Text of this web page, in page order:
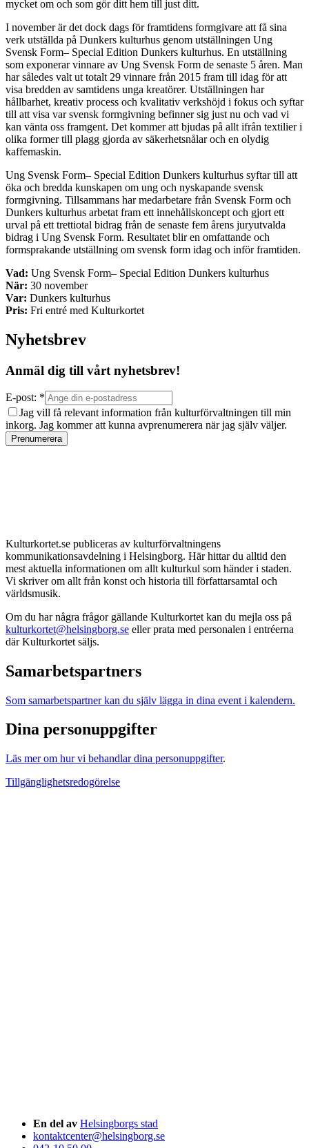
mycket om och som gör ditt hem till just ditt.
I november är det dock dags för framtidens formgivare att få sina
verk utställda på Dunkers kulturhus genom utställningen Ung
Svensk Form– Special Edition Dunkers kulturhus. En utställning
som exponerar vinnare av Ung Svensk Form de senaste 5 åren. Man
har således valt ut totalt 29 vinnare från 2015 fram till idag för att
visa bredden av samtidens unga kreatörer. Utställningen har
hållbarhet, kreativ process och kvalitativ verkshöjd i fokus och syftar
till att visa var svensk formgivning befinner sig just nu och vad vi
kan vänta oss framgent. Det kommer att bjudas på allt ifrån textilier i
olika former till plagg gjorda av säkerhetsnålar och en olydig
kaffemaskin.
Ung Svensk Form– Special Edition Dunkers kulturhus syftar till att
öka och bredda kunskapen om ung och nyskapande svensk
formgivning. Tillsammans har medarbetare från Svensk Form och
Dunkers kulturhus arbetat fram ett innehållskoncept och gjort ett
urval på ett trettiotal bidrag från de senaste fem årens juryutvalda
bidrag i Ung Svensk Form. Resultatet blir en omfattande och
formsprakande utställning om svensk form idag och inför framtiden.
Vad: Ung Svensk Form– Special Edition Dunkers kulturhus
När: 30 november
Var: Dunkers kulturhus
Pris: Fri entré med Kulturkortet
Nyhetsbrev
Anmäl dig till vårt nyhetsbrev!
E-post: *
Jag vill få relevant information från kulturförvaltningen till min
inkorg. Jag kommer att kunna avprenumerera när jag själv väljer.
Prenumerera
Kulturkortet.se publiceras av kulturförvaltningens
kommunikationsavdelning i Helsingborg. Här hittar du alltid den
mest aktuella informationen om allt kulturkul som händer i staden.
Vi skriver om allt från konst och historia till författarsamtal och
världsmusik.
Om du har några frågor gällande Kulturkortet kan du mejla oss på
kulturkortet@helsingborg.se eller prata med personalen i entréerna
där Kulturkortet säljs.
Samarbetspartners
Som samarbetspartner kan du själv lägga in dina event i kalendern.
Dina personuppgifter
Läs mer om hur vi behandlar dina personuppgifter.
Tillgänglighetsredogörelse
En del av Helsingborgs stad
kontaktcenter@helsingborg.se